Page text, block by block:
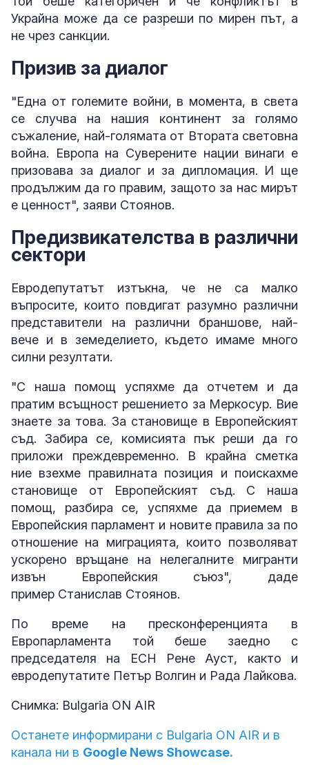
Украйна може да се разреши по мирен път, а
не чрез санкции.
Призив за диалог
"Една от големите войни, в момента, в света
се случва на нашия континент за голямо
съжаление, най-голямата от Втората световна
война. Европа на Суверените нации винаги е
призовава за диалог и за дипломация. И ще
продължим да го правим, защото за нас мирът
е ценност", заяви Стоянов.
Предизвикателства в различни
сектори
Евродепутатът изтъкна, че не са малко
въпросите, които повдигат разумно различни
представители на различни браншове, най-
вече и в земеделието, където имаме много
силни резултати.
"С наша помощ успяхме да отчетем и да
пратим всъщност решението за Меркосур. Вие
знаете за това. За становище в Европейският
съд. Забира се, комисията пък реши да го
приложи преждевременно. В крайна сметка
ние взехме правилната позиция и поискахме
становище от Европейският съд. С наша
помощ, разбира се, успяхме да приемем в
Европейския парламент и новите правила за по
отношение на миграцията, които позволяват
ускорено връщане на нелегалните мигранти
извън Европейския съюз", даде
пример Станислав Стоянов.
По време на пресконференцията в
Европарламента той беше заедно с
председателя на ЕСН Рене Ауст, както и
евродепутатите Петър Волгин и Рада Лайкова.
Снимка: Bulgaria ON AIR
Останете информирани с Bulgaria ON AIR и в
канала ни в Google News Showcase.